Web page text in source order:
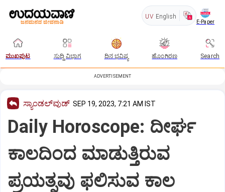
UV English
E-Paper
ಮುಖಪುಟ ಸುದ್ದಿ ವಿಭಾಗ ದಿನ ಭವಿಷ್ಯ ಹೊಂಗಿರಣ Search
ADVERTISEMENT
ಸ್ಯಾಂಡಲ್‌ವುಡ್‌ SEP 19, 2023, 7:21 AM IST
Daily Horoscope: ದೀರ್ಘ‌
ಕಾಲದಿಂದ ಮಾಡುತ್ತಿರುವ
ಪ್ರಯತ್ನವು ಫ‌ಲಿಸುವ ಕಾಲ